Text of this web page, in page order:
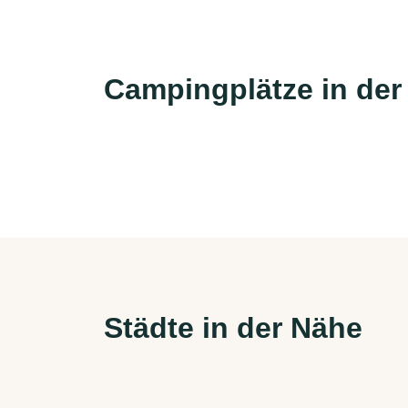
Campingplätze in der
Städte in der Nähe